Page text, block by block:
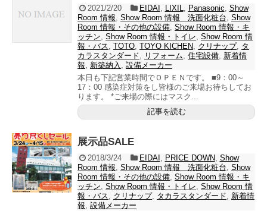
2021/2/20 EIDAI , LIXIL, Panasonic, Show
Room 情報, Show Room 情報 洗面化粧台, Show
Room 情報・その他の設備, Show Room 情報・キ
ッチン, Show Room 情報・トイレ, Show Room 情
報・バス, TOTO, TOYO KICHEN, クリナップ, タ
カラスタンダード, リフォーム, 住宅設備, 新着情
報, 新築納入 , 設備メーカー
本日も下記営業時間でＯＰＥＮです。 ■9：00～
17：00 感染症対策をし皆様のご来場お待ちしてお
ります。 *ご来場の際にはマスク...
記事を読む
展示品SALE
2018/3/24 EIDAI , PRICE DOWN, Show
Room 情報, Show Room 情報 洗面化粧台, Show
Room 情報・その他の設備, Show Room 情報・キ
ッチン, Show Room 情報・トイレ, Show Room 情
報・バス, クリナップ, タカラスタンダード, 新着情
報, 設備メーカー